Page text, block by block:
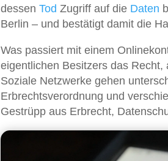
dessen Tod Zugriff auf die Daten
Berlin – und bestätigt damit die
Was passiert mit einem
eigentlichen Besitzers das
Soziale Netzwerke gehen
Erbrechtsverordnung und
Gestrüpp aus Erbrecht,